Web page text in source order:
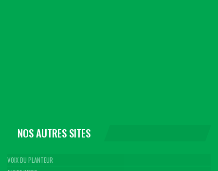
NOS AUTRES SITES
VOIX DU PLANTEUR